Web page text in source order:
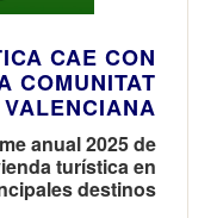
CAE CON
COMUNITAT
VALENCIANA
anual 2025 de
turística en
destinos